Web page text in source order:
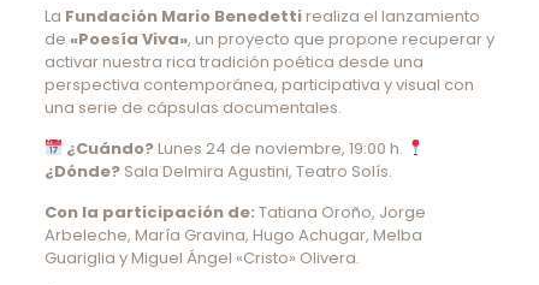
La Fundación Mario Benedettirealiza el lanzamiento
de «Poesía Viva», un proyecto que propone recuperar y
activar nuestra rica tradición poética desde una
perspectiva contemporánea, participativa y visual con
una serie de cápsulas documentales.
¿Cuándo?Lunes 24 de noviembre, 19:00 h.
¿Dónde?Sala Delmira Agustini, Teatro Solís.
Con la participación de: Tatiana Oroño, Jorge
Arbeleche, María Gravina, Hugo Achugar, Melba
Guariglia y Miguel Ángel «Cristo» Olivera.